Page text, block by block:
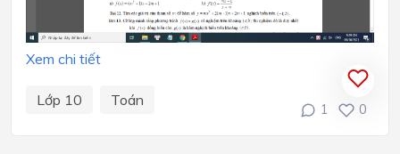
Xem chi tiết
Lớp 10 Toán
1 0